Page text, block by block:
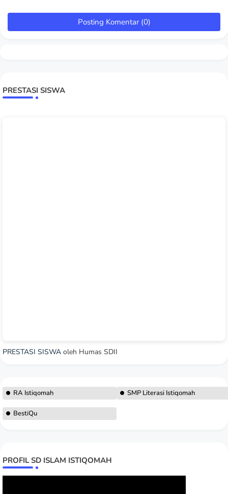
Posting Komentar (0)
PRESTASI SISWA
PRESTASI SISWA oleh Humas SDII
RA Istiqomah SMP Literasi Istiqomah
BestiQu
PROFIL SD ISLAM ISTIQOMAH